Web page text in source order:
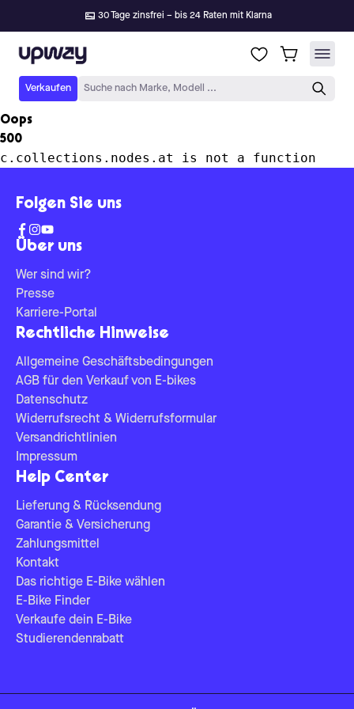
30 Tage zinsfrei – bis 24 Raten mit Klarna
Upway
Verkaufen Suche nach Marke, Modell ...
Oops
500
c.collections.nodes.at is not a function
Über uns
Wer sind wir?
Presse
Karriere-Portal
Rechtliche Hinweise
Allgemeine Geschäftsbedingungen
AGB für den Verkauf von E-bikes
Datenschutz
Widerrufsrecht & Widerrufsformular
Versandrichtlinien
Impressum
Help Center
Lieferung & Rücksendung
Garantie & Versicherung
Zahlungsmittel
Kontakt
Das richtige E-Bike wählen
E-Bike Finder
Verkaufe dein E-Bike
Studierendenrabatt
Folgen Sie uns